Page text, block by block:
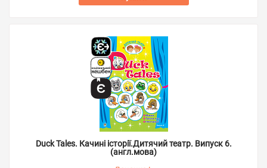
Duck Tales. Качині історії.Дитячий театр. Випуск 6.
(англ.мова)